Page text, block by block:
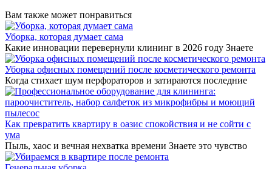
Вам также может понравиться
Уборка, которая думает сама
Какие инновации перевернули клининг в 2026 году Знаете
Уборка офисных помещений после косметического ремонта
Когда стихает шум перфораторов и затираются последние
Как превратить квартиру в оазис спокойствия и не сойти с
ума
Пыль, хаос и вечная нехватка времени Знаете это чувство